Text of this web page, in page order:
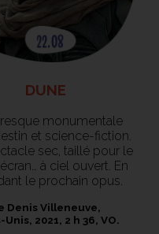
DUNE
monumentale
et science-fiction.
sec, taillé pour le
à ciel ouvert. En
le prochain opus.
Denis Villeneuve,
2021, 2 h 36, VO.